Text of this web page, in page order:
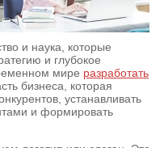
и наука, которые
и глубокое
мире разработать
бизнеса, которая
устанавливать
и формировать